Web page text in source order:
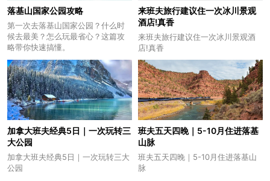
落基山国家公园攻略
第一次去落基山国家公园？什么时
候去最美？怎么玩最省心？这篇攻
略带你快速搞懂。
来班夫旅行建议住一次冰川景观
酒店!真香
来班夫旅行建议住一次冰川景观酒
店!真香
加拿大班夫经典5日｜一次玩转三
大公园
加拿大班夫经典5日｜一次玩转三大
公园
班夫五天四晚｜5-10月住进落基
山脉
班夫五天四晚｜5-10月住进落基山
脉